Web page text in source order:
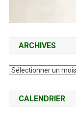
ARCHIVES
Archives
CALENDRIER